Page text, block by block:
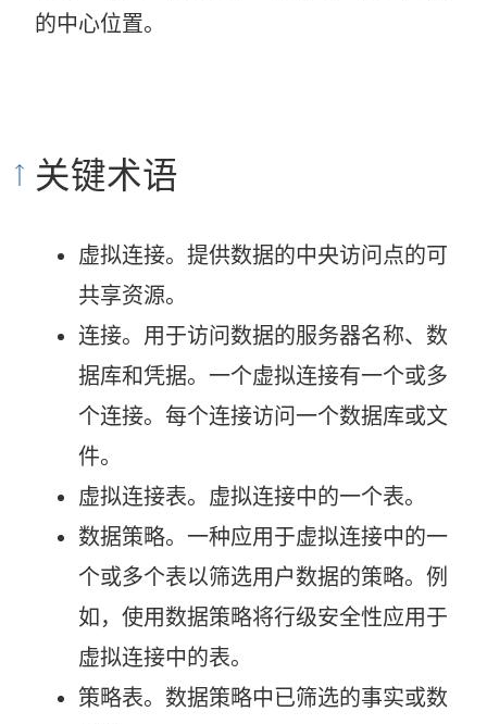
的中心位置。
关键术语
虚拟连接。提供数据的中央访问点的可
共享资源。
连接。用于访问数据的服务器名称、数
据库和凭据。一个虚拟连接有一个或多
个连接。每个连接访问一个数据库或文
件。
虚拟连接表。虚拟连接中的一个表。
数据策略。一种应用于虚拟连接中的一
个或多个表以筛选用户数据的策略。例
如，使用数据策略将行级安全性应用于
虚拟连接中的表。
策略表。数据策略中已筛选的事实或数